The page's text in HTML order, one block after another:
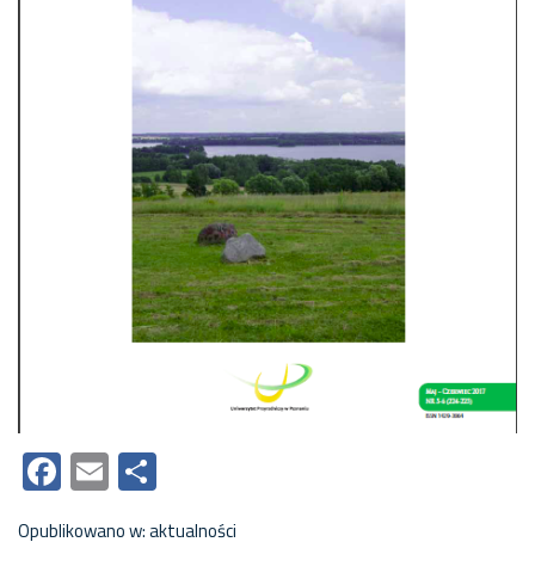
Facebook
Email
Opublikowano w:aktualności